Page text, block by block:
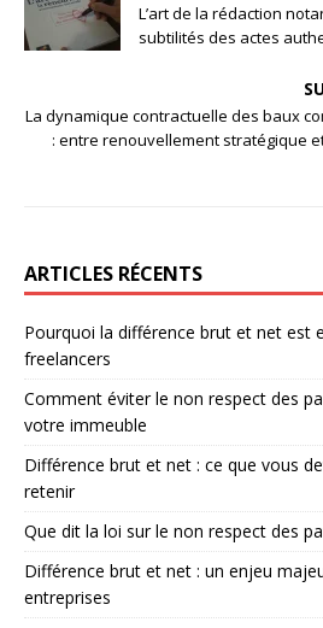
L’art de la rédaction
subtilités des actes
La dynamique contractuelle des baux
: entre renouvellement stratégique
ARTICLES RÉCENTS
Pourquoi la différence brut et net est
freelancers
Comment éviter le non respect des
votre immeuble
Différence brut et net : ce que vous
retenir
Que dit la loi sur le non respect des
Différence brut et net : un enjeu
entreprises